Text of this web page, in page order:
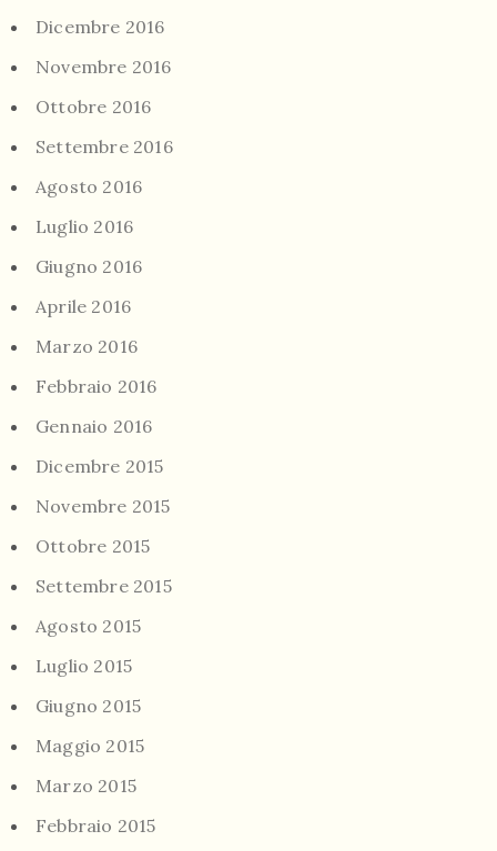
Dicembre 2016
Novembre 2016
Ottobre 2016
Settembre 2016
Agosto 2016
Luglio 2016
Giugno 2016
Aprile 2016
Marzo 2016
Febbraio 2016
Gennaio 2016
Dicembre 2015
Novembre 2015
Ottobre 2015
Settembre 2015
Agosto 2015
Luglio 2015
Giugno 2015
Maggio 2015
Marzo 2015
Febbraio 2015